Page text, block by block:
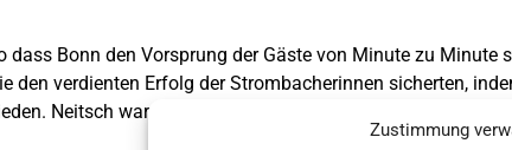
Zustimmung
Bonn den Vorsprung der Gäste von Minute zu Minute
verdienten Erfolg der Strombacherinnen sicherten,
Neitsch war letztlich froh, dass ihre Spielerinnen am